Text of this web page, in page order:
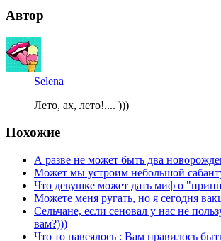
Автор
Selena
Лето, ах, лето!.... )))
Похожие
А разве не может быть два
Может мы устроим небольшой
Что девушке может дать миф о
Можете меня ругать, но я сегодня
Сельчане, если сеновал у нас не
вам?)))
Что то навеялось : Вам нравилось